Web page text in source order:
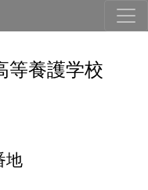
等養護学校
地